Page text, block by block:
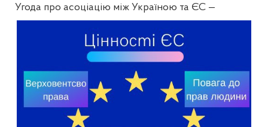
Угода про асоціацію між Україною та ЄС —